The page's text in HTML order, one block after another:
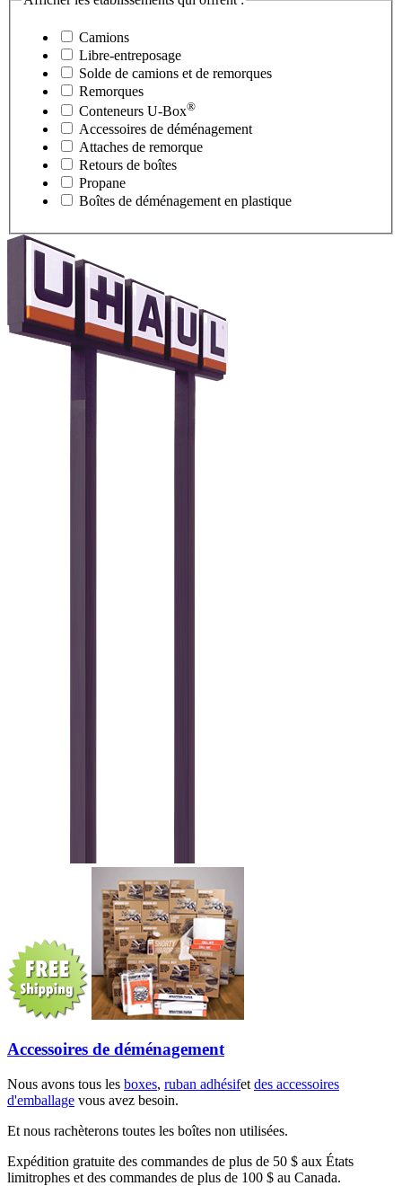
Camions
Libre-entreposage
Solde de camions et de remorques
Remorques
Conteneurs U-Box®
Accessoires de déménagement
Attaches de remorque
Retours de boîtes
Propane
Boîtes de déménagement en plastique
Accessoires de déménagement
Nous avons tous les boxes, ruban adhésifet des accessoires
d'emballage vous avez besoin.
Et nous rachèterons toutes les boîtes non utilisées.
Expédition gratuite des commandes de plus de 50 $ aux États
limitrophes et des commandes de plus de 100 $ au Canada.